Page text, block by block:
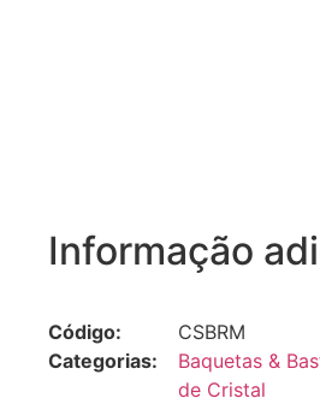
Informação
Código:
CSBRM
Categorias:
Baquetas &
de Cristal